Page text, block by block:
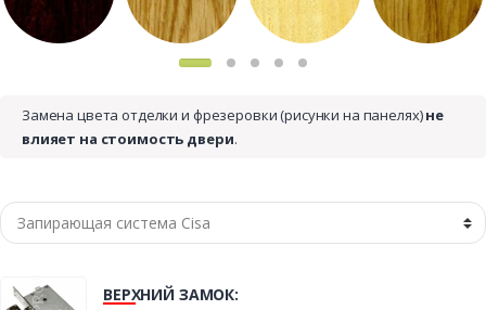
Замена цвета отделки и фрезеровки (рисунки на панелях)не
влияет на стоимость двери.
ВЕРХНИЙ ЗАМОК: